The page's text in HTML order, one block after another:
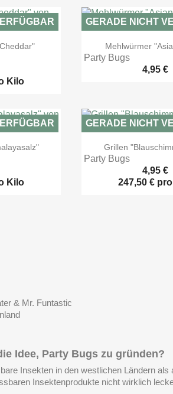
Kilo

Mehlwürmer
Party Bugs
4,95 €
GERADE NICHT
Kilo

Grillen
Party Bugs
4,95 €
247,50 €
GERADE NICHT
& Mr. Funtastic
Idee, Party Bugs zu gründen?
Insekten in den westlichen Ländern
Insektenprodukte nicht wirklich